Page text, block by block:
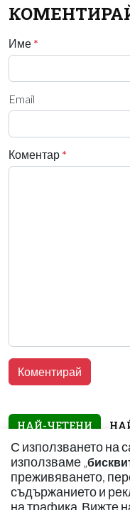
Име *
Email
Коментар *
НАЙ-ЧЕТЕНИ
С използването на
използваме „
преживяването,
съдържанието и
на трафика. Вижте